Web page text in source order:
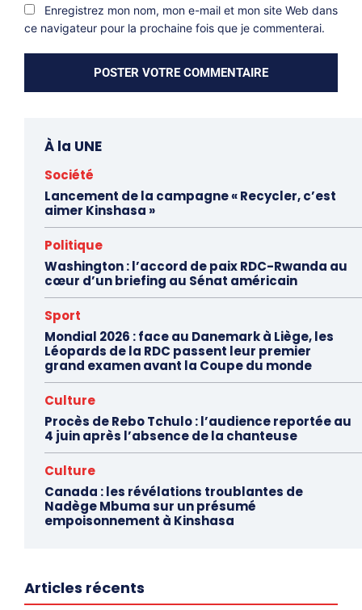
Enregistrez mon nom, mon e-mail et mon site Web dans
ce navigateur pour la prochaine fois que je commenterai.
À la UNE
Société
Lancement de la campagne « Recycler, c’est
aimer Kinshasa »
Politique
Washington : l’accord de paix RDC-Rwanda au
cœur d’un briefing au Sénat américain
Sport
Mondial 2026 : face au Danemark à Liège, les
Léopards de la RDC passent leur premier
grand examen avant la Coupe du monde
Culture
Procès de Rebo Tchulo : l’audience reportée au
4 juin après l’absence de la chanteuse
Culture
Canada : les révélations troublantes de
Nadège Mbuma sur un présumé
empoisonnement à Kinshasa
Articles récents